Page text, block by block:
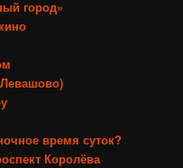
город»
время суток?
Королёва